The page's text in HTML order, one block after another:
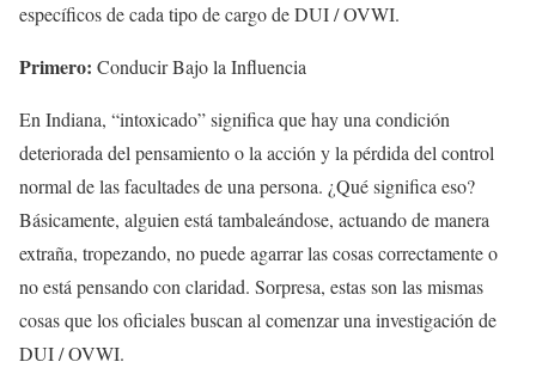
específicos de cada tipo de cargo de DUI / OVWI.
Primero: Conducir Bajo la Influencia
En Indiana, “intoxicado” significa que hay una condición
deteriorada del pensamiento o la acción y la pérdida del control
normal de las facultades de una persona. ¿Qué significa eso?
Básicamente, alguien está tambaleándose, actuando de manera
extraña, tropezando, no puede agarrar las cosas correctamente o
no está pensando con claridad. Sorpresa, estas son las mismas
cosas que los oficiales buscan al comenzar una investigación de
DUI / OVWI.